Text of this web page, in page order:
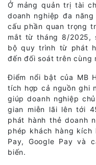
Ở mảng quản trị tài
doanh nghiệp đa
cấu phần quan trọng
mắt từ tháng 8/2025,
bộ quy trình từ phát
đến đối soát trên cùng
Điểm nổi bật của MB
tích hợp cả nguồn ghi
giúp doanh nghiệp
gian miễn lãi lên tới
phát hành thẻ doanh
phép khách hàng
Pay, Google Pay và
biến.